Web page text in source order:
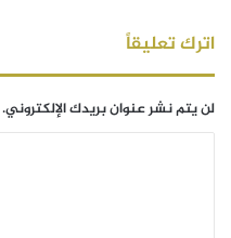
اترك تعليقاً
لن يتم نشر عنوان بريدك الإلكتروني.